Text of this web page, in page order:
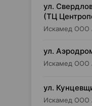
ул.
(ТЦ
Искамед ООО
ул.
Искамед ООО
ул.
Искамед ООО